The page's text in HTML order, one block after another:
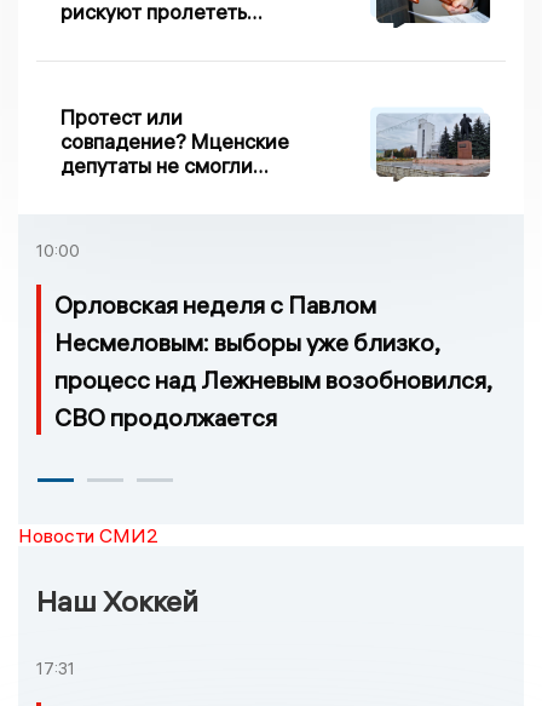
рискуют пролететь
Протест или
совпадение? Мценские
депутаты не смогли
10:00
Орловская неделя с Павлом
Несмеловым: выборы уже близко,
процесс над Лежневым возобновился,
СВО продолжается
Новости СМИ2
Наш Хоккей
17:31